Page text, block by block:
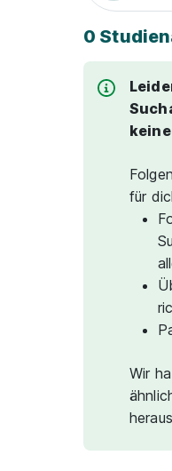
0
für
Wir